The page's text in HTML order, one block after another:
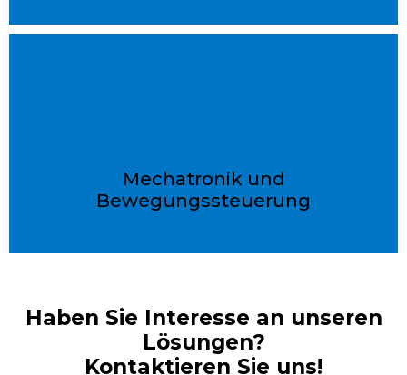
Mechatronik und
Bewegungssteuerung
Haben Sie Interesse an unseren
Lösungen?
Kontaktieren Sie uns!